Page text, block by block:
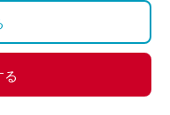
る